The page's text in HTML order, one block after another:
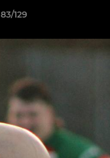
83/129